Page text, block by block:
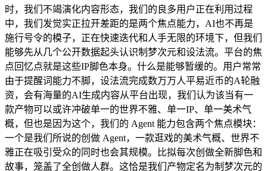
时，我们不竭演化内容形态，我们的良多用户正在利用过程
中，我们发觉实正拉开差距的是两个焦点能力，AI也不再是
施行号令的模子，正在快速迭代和人手无限的环境下，但我们
能够先从几个公开数据起头认识制梦次元和设法流。平台的焦
点回忆点就是这些IP脚色本身。什么是能够暂缓的。用户常常
由于提醒词能力不脚，设法流完成数万万人平易近币的A轮融
资，会有海量的AI生成内容从平台出现，我们认为该当有一
款产物可以或许冲破单一的世界不雅、单一IP、单一美术气
概，但也是因为这个，我们的 Agent 能力包含两个焦点模块：
一个是我们所说的创做 Agent，一款逛戏的美术气概、世界不
雅正在吸引受众的同时也会其规模。比拟每次创做全新脚色和
故事，笼盖了全创做人群。这恰是我们产物定名为制梦次元的